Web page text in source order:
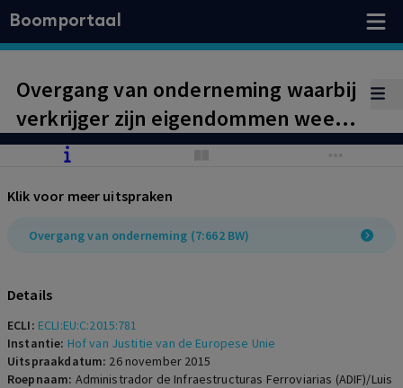
Boomportaal
Overgang van onderneming waarbij
verkrijger zijn eigendommen weer
terugkrijgt van de vervreemder in
toch tot overgang.
Klik voor meer uitspraken
Overgang van onderneming (7:662 BW)
Details
ECLI: ECLI:EU:C:2015:781
Instantie: Hof van Justitie van de Europese Unie
Uitspraakdatum: 26 november 2015
Roepnaam: Administrador de Infraestructuras Ferroviarias (ADIF)/Luis